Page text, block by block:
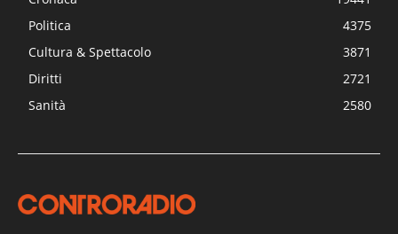
Politica
4375
Cultura & Spettacolo
3871
Diritti
2721
Sanità
2580